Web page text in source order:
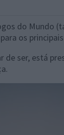
do Mundo
os principais
de ser, está